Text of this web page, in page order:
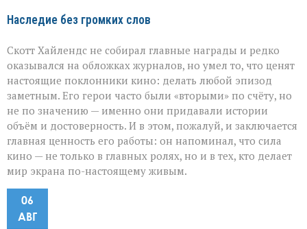
Наследие без громких слов
Скотт Хайлендс не собирал главные награды и редко
оказывался на обложках журналов, но умел то, что ценят
настоящие поклонники кино: делать любой эпизод
заметным. Его герои часто были «вторыми» по счёту, но
не по значению — именно они придавали истории
объём и достоверность. И в этом, пожалуй, и заключается
главная ценность его работы: он напоминал, что сила
кино — не только в главных ролях, но и в тех, кто делает
мир экрана по-настоящему живым.
06
АВГ